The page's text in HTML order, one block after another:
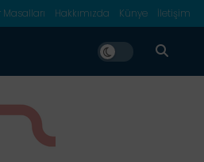
Hakkımızda Künye İletişim